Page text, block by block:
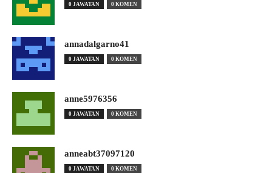
0 JAWATAN 0 KOMEN
annadalgarno41
0 JAWATAN 0 KOMEN
anne5976356
0 JAWATAN 0 KOMEN
anneabt37097120
0 JAWATAN 0 KOMEN